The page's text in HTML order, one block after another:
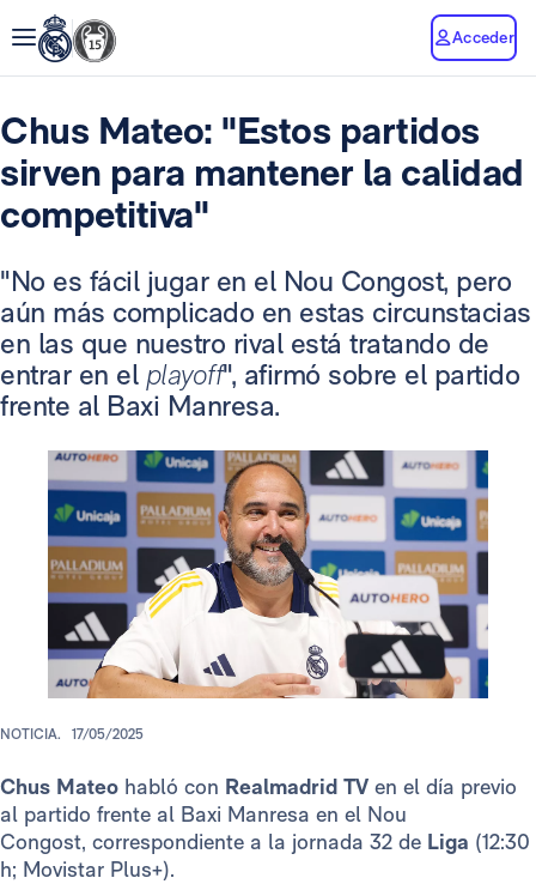
Acceder
Chus Mateo: "Estos partidos
sirven para mantener la calidad
competitiva"
"No es fácil jugar en el Nou Congost, pero
aún más complicado en estas circunstacias
en las que nuestro rival está tratando de
entrar en el playoff", afirmó sobre el partido
frente al Baxi Manresa.
NOTICIA. 17/05/2025
Chus Mateo habló con Realmadrid TV en el día previo
al partido frente al Baxi Manresa en el Nou
Congost, correspondiente a la jornada 32 de Liga (12:30
h; Movistar Plus+).